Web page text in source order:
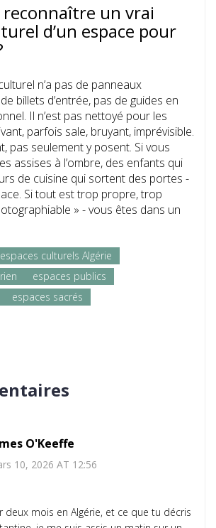
un vrai
d’un espace pour
n’a pas de panneaux
billets d’entrée, pas de guides en
Il n’est pas nettoyé pour les
parfois sale, bruyant, imprévisible.
pas seulement y posent. Si vous
assises à l’ombre, des enfants qui
de cuisine qui sortent des portes -
Si tout est trop propre, trop
» - vous êtes dans un
espaces culturels Algérie
espaces publics
espaces sacrés
O'Keeffe
10, 2026 AT 12:56
deux mois en Algérie, et ce que tu décris